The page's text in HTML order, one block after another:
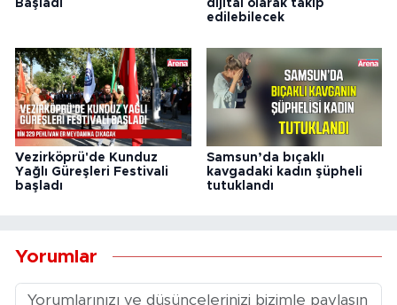
Başladı
dijital olarak takip
edilebilecek
Vezirköprü'de Kunduz
Yağlı Güreşleri Festivali
başladı
Samsun’da bıçaklı
kavgadaki kadın şüpheli
tutuklandı
Yorumlar